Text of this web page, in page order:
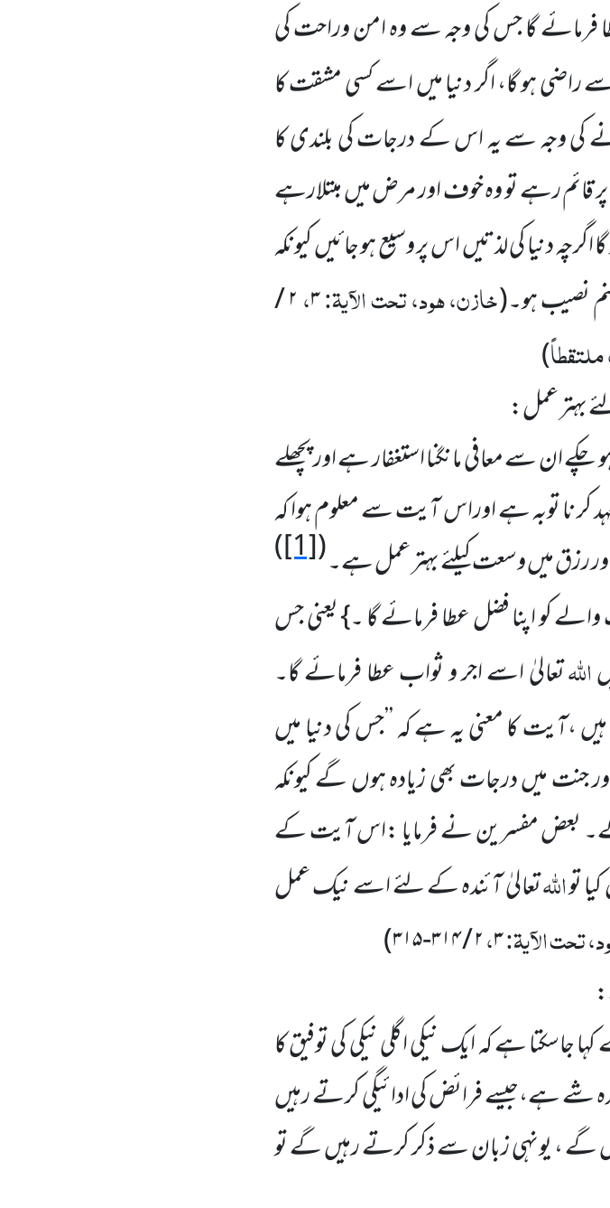
گا جس کی وجہ سے وہ امن وراحت کی
راضی ہو گا، اگر دنیا میں اسے کسی مشقت کا
کی وجہ سے یہ اس کے درجات کی بلندی کا
قائم رہے تو وہ خوف اور مرض میں مبتلارہے
اگرچہ دنیا کی لذتیں اس پر وسیع ہو جائیں کیونکہ
نصیب ہو۔(خازن، ہود، تحت الآیۃ:۳، ۲ /
ملتقطاً)
بہتر عمل:
چکے ان سے معافی مانگنا استغفار ہے اور پچھلے
کر نا توبہ ہے اوراس آیت سے معلوم ہوا کہ
رزق میں وسعت کیلئے بہتر عمل ہے۔(
[1]
(
کو اپنا فضل عطا فرمائے گا ۔} یعنی جس
اللہتعالیٰ اسے اجر و ثواب عطا فرمائے گا۔
،آیت کا معنی یہ ہے کہ ’’جس کی دنیا میں
جنت میں درجات بھی زیادہ ہوں گے کیونکہ
بعض مفسرین نے فرمایا :اس آیت کے
تواللہتعالیٰ آئندہ کے لئے اسے نیک عمل
تحت الآیۃ:۳،۲ / ۳۱۴-۳۱۵
)
ہے کہ ایک نیکی اگلی نیکی کی توفیق کا
شے ہے،جیسے فرائض کی ادائیگی کرتے رہیں
گے ، یونہی زبان سے ذکر کرتے رہیں گے تو